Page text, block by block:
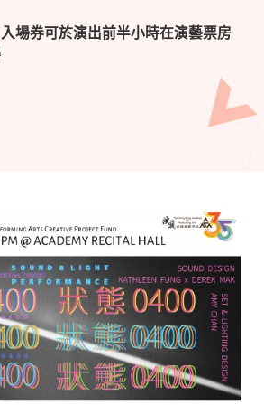
場券可於演出前半小時在演藝票房